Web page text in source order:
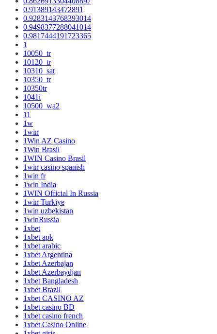
0.91389143472891
0.9283143768393014
0.9498377288041014
0.9817444191723365
1
10050_tr
10120_tr
10310_sat
10350_tr
10350tr
1041i
10500_wa2
11
1w
1win
1Win AZ Casino
1Win Brasil
1WIN Casino Brasil
1win casino spanish
1win fr
1win India
1WIN Official In Russia
1win Turkiye
1win uzbekistan
1winRussia
1xbet
1xbet apk
1xbet arabic
1xbet Argentina
1xbet Azerbajan
1xbet Azerbaydjan
1xbet Bangladesh
1xbet Brazil
1xbet CASINO AZ
1xbet casino BD
1xbet casino french
1xbet Casino Online